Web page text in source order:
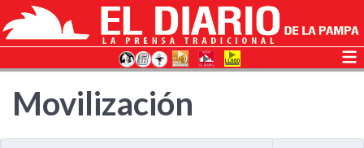
Movilización